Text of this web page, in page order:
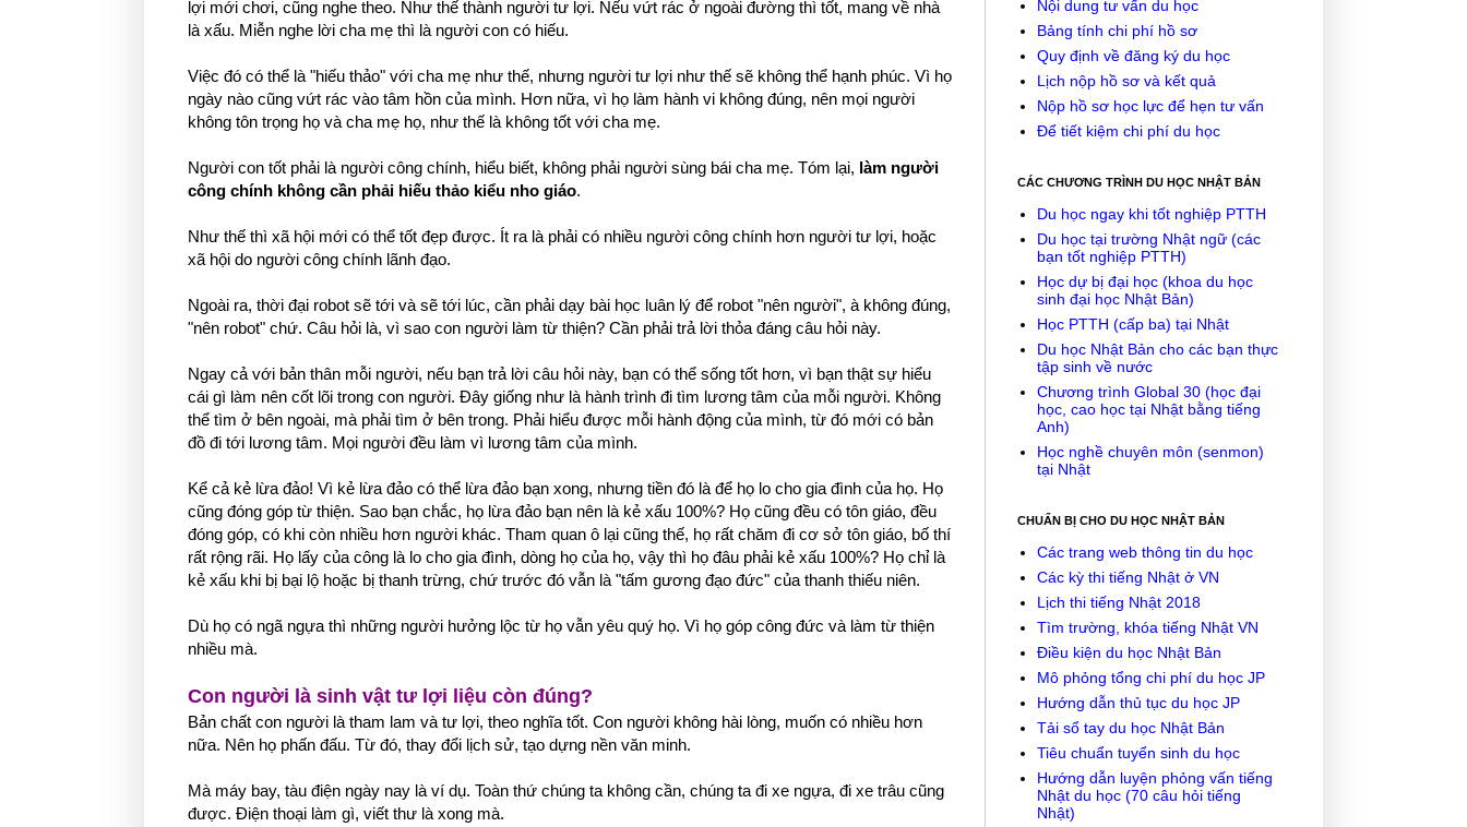
lợi mới chơi, cũng nghe theo. Như thế thành người tư lợi. Nếu vứt rác ở ngoài đường thì tốt, mang về nhà
là xấu. Miễn nghe lời cha mẹ thì là người con có hiếu.
Việc đó có thể là "hiếu thảo" với cha mẹ như thế, nhưng người tư lợi như thế sẽ không thể hạnh phúc. Vì họ
ngày nào cũng vứt rác vào tâm hồn của mình. Hơn nữa, vì họ làm hành vi không đúng, nên mọi người
không tôn trọng họ và cha mẹ họ, như thế là không tốt với cha mẹ.
Người con tốt phải là người công chính, hiểu biết, không phải người sùng bái cha mẹ. Tóm lại, làm người
công chính không cần phải hiếu thảo kiểu nho giáo.
Như thế thì xã hội mới có thể tốt đẹp được. Ít ra là phải có nhiều người công chính hơn người tư lợi, hoặc
xã hội do người công chính lãnh đạo.
Ngoài ra, thời đại robot sẽ tới và sẽ tới lúc, cần phải dạy bài học luân lý để robot "nên người", à không đúng,
"nên robot" chứ. Câu hỏi là, vì sao con người làm từ thiện? Cần phải trả lời thỏa đáng câu hỏi này.
Ngay cả với bản thân mỗi người, nếu bạn trả lời câu hỏi này, bạn có thể sống tốt hơn, vì bạn thật sự hiểu
cái gì làm nên cốt lõi trong con người. Đây giống như là hành trình đi tìm lương tâm của mỗi người. Không
thể tìm ở bên ngoài, mà phải tìm ở bên trong. Phải hiểu được mỗi hành động của mình, từ đó mới có bản
đồ đi tới lương tâm. Mọi người đều làm vì lương tâm của mình.
Kể cả kẻ lừa đảo! Vì kẻ lừa đảo có thể lừa đảo bạn xong, nhưng tiền đó là để họ lo cho gia đình của họ. Họ
cũng đóng góp từ thiện. Sao bạn chắc, họ lừa đảo bạn nên là kẻ xấu 100%? Họ cũng đều có tôn giáo, đều
đóng góp, có khi còn nhiều hơn người khác. Tham quan ô lại cũng thế, họ rất chăm đi cơ sở tôn giáo, bố thí
rất rộng rãi. Họ lấy của công là lo cho gia đình, dòng họ của họ, vậy thì họ đâu phải kẻ xấu 100%? Họ chỉ là
kẻ xấu khi bị bại lộ hoặc bị thanh trừng, chứ trước đó vẫn là "tấm gương đạo đức" của thanh thiếu niên.
Dù họ có ngã ngựa thì những người hưởng lộc từ họ vẫn yêu quý họ. Vì họ góp công đức và làm từ thiện
nhiều mà.
Con người là sinh vật tư lợi liệu còn đúng?
Bản chất con người là tham lam và tư lợi, theo nghĩa tốt. Con người không hài lòng, muốn có nhiều hơn
nữa. Nên họ phấn đấu. Từ đó, thay đổi lịch sử, tạo dựng nền văn minh.
Mà máy bay, tàu điện ngày nay là ví dụ. Toàn thứ chúng ta không cần, chúng ta đi xe ngựa, đi xe trâu cũng
được. Điện thoại làm gì, viết thư là xong mà.
Nội dung tư vấn du học
Bảng tính chi phí hồ sơ
Quy định về đăng ký du học
Lịch nộp hồ sơ và kết quả
Nộp hồ sơ học lực để hẹn tư vấn
Để tiết kiệm chi phí du học
CÁC CHƯƠNG TRÌNH DU HỌC NHẬT BẢN
Du học ngay khi tốt nghiệp PTTH
Du học tại trường Nhật ngữ (các
bạn tốt nghiệp PTTH)
Học dự bị đại học (khoa du học
sinh đại học Nhật Bản)
Học PTTH (cấp ba) tại Nhật
Du học Nhật Bản cho các bạn thực
tập sinh về nước
Chương trình Global 30 (học đại
học, cao học tại Nhật bằng tiếng
Anh)
Học nghề chuyên môn (senmon)
tại Nhật
CHUẨN BỊ CHO DU HỌC NHẬT BẢN
Các trang web thông tin du học
Các kỳ thi tiếng Nhật ở VN
Lịch thi tiếng Nhật 2018
Tìm trường, khóa tiếng Nhật VN
Điều kiện du học Nhật Bản
Mô phỏng tổng chi phí du học JP
Hướng dẫn thủ tục du học JP
Tải sổ tay du học Nhật Bản
Tiêu chuẩn tuyển sinh du học
Hướng dẫn luyện phỏng vấn tiếng
Nhật du học (70 câu hỏi tiếng
Nhật)